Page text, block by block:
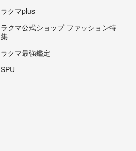
ラクマplus
ラクマ公式ショップ ファッション特
集
ラクマ最強鑑定
SPU